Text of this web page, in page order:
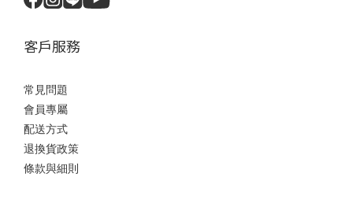
客戶服務
常見問題
會員專屬
配送方式
退換貨政策
條款與細則